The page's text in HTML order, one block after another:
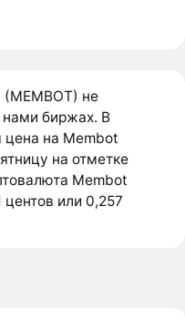
не
нами биржах. В
на Membot
на отметке
Membot
или 0,257